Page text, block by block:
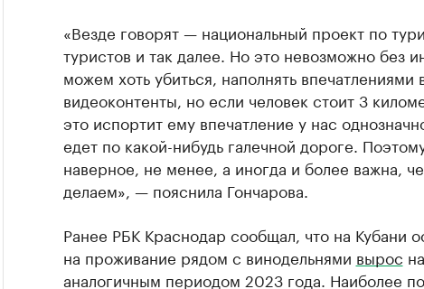
«Везде говорят — национальный проект по
туристов и так далее. Но это невозможно без
можем хоть убиться, наполнять впечатлениями
видеоконтенты, но если человек стоит 3
это испортит ему впечатление у нас
едет по какой-нибудь галечной дороге.
наверное, не менее, а иногда и более важна,
делаем», — пояснила Гончарова.
Ранее РБК Краснодар сообщал, что на Кубани
на проживание рядом с винодельнями вырос
аналогичным периодом 2023 года. Наиболее